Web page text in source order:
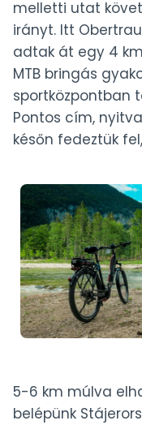
melletti utat
irányt. Itt
adtak át egy 4
MTB bringás
sportközpontban
Pontos cím,
későn fedeztük
5-6 km múlva
belépünk